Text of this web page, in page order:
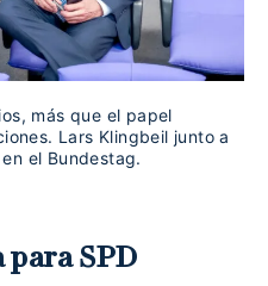
más que el papel
Lars Klingbeil junto a
el Bundestag.
para SPD